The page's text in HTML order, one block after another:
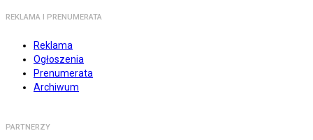
REKLAMA I PRENUMERATA
Reklama
Ogłoszenia
Prenumerata
Archiwum
PARTNERZY